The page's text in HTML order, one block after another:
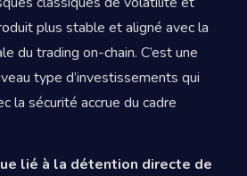
plus stable et aligné avec la
du trading on-chain. C’est une
type d’investissements qui
la sécurité accrue du cadre
lié à la détention directe de